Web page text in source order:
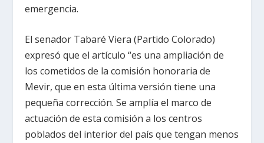
emergencia.
El senador Tabaré Viera (Partido Colorado)
expresó que el artículo “es una ampliación de
los cometidos de la comisión honoraria de
Mevir, que en esta última versión tiene una
pequeña corrección. Se amplía el marco de
actuación de esta comisión a los centros
poblados del interior del país que tengan menos